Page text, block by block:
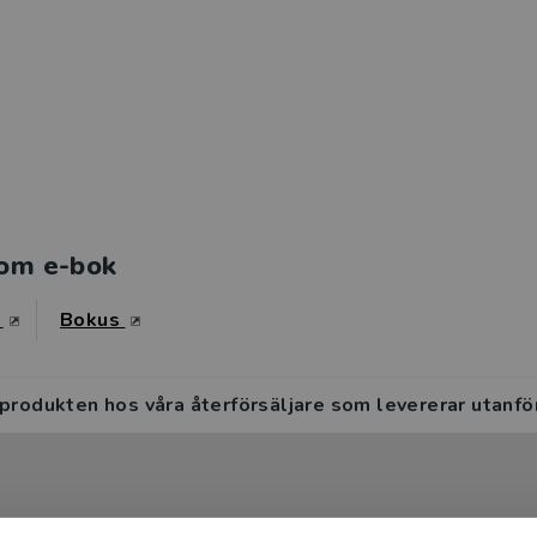
e-bok
Bokus
hos våra återförsäljare som levererar